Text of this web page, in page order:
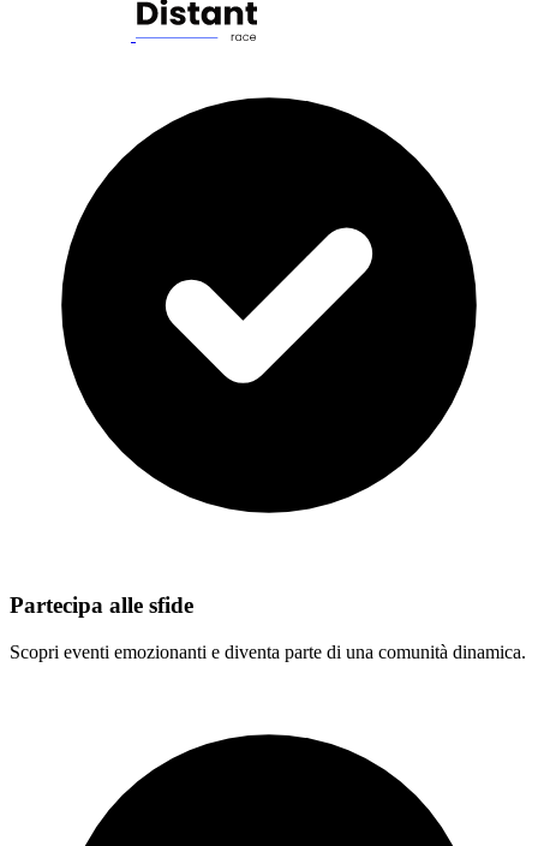
Partecipa alle sfide
Scopri eventi emozionanti e diventa parte di una comunità dinamica.